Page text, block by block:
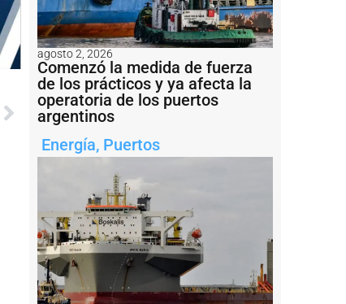
agosto 2, 2026
Comenzó la medida de fuerza
de los prácticos y ya afecta la
operatoria de los puertos
argentinos
Energía, Puertos